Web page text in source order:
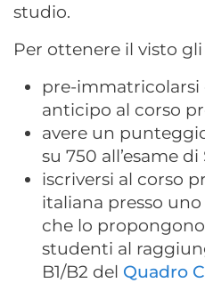
studio.
Per ottenere il visto
pre-immatricolarsi
anticipo al corso
avere un
su 750 all’esame
iscriversi al corso
italiana presso
che lo
studenti al
B1/B2 del Quadro